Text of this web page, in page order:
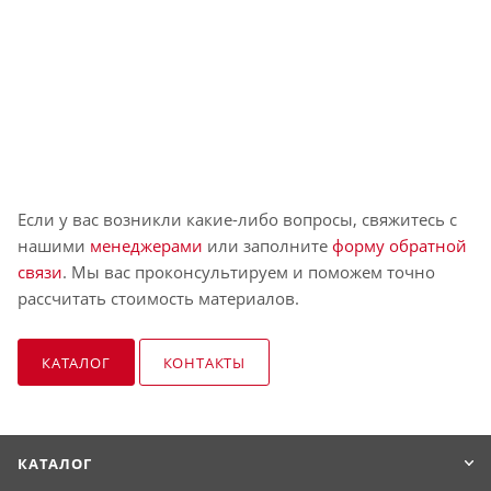
Если у вас возникли какие-либо вопросы, свяжитесь с
нашими менеджерами или заполните форму обратной
связи. Мы вас проконсультируем и поможем точно
рассчитать стоимость материалов.
КАТАЛОГ КОНТАКТЫ
КАТАЛОГ